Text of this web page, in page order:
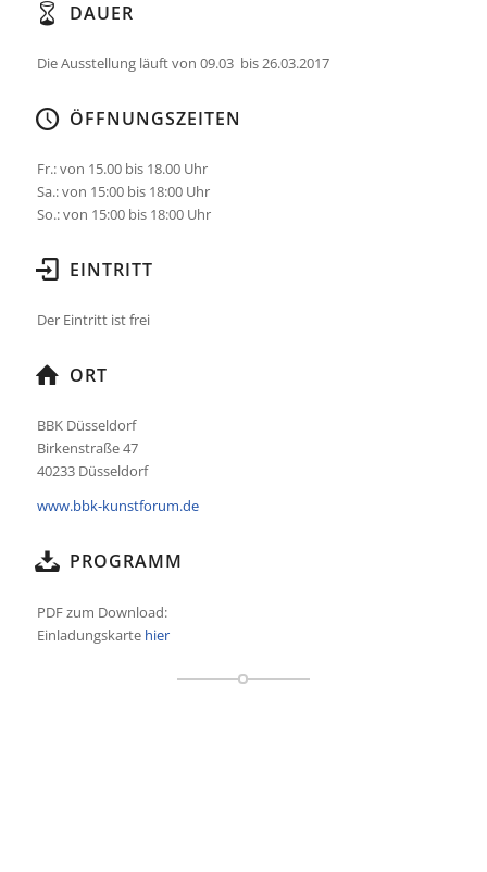
DAUER
Die Ausstellung läuft von 09.03 bis 26.03.2017
ÖFFNUNGSZEITEN
Fr.: von 15.00 bis 18.00 Uhr
Sa.: von 15:00 bis 18:00 Uhr
So.: von 15:00 bis 18:00 Uhr
EINTRITT
Der Eintritt ist frei
ORT
BBK Düsseldorf
Birkenstraße 47
40233 Düsseldorf
www.bbk-kunstforum.de
PROGRAMM
PDF zum Download:
Einladungskartehier